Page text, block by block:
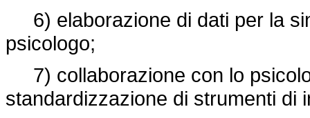
6) elaborazione di dati per la
psicologo;
7) collaborazione con lo
standardizzazione di strumenti di